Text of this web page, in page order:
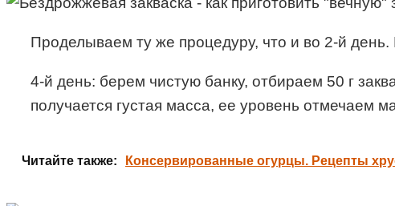
Проделываем ту же процедуру, что и во 2-й день.
4-й день: берем чистую банку, отбираем 50 г
получается густая масса, ее уровень отмечаем
Читайте также: Консервированные огурцы. Рецепты